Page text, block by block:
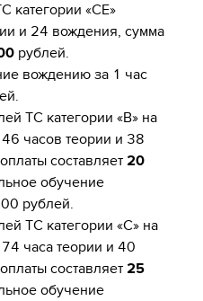
категории «СЕ»
и 24 вождения, сумма
рублей.
вождению за 1 час
ТС категории «В» на
часов теории и 38
составляет 20
обучение
рублей.
ТС категории «С» на
часа теории и 40
составляет 25
обучение